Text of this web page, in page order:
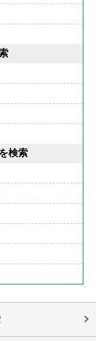
検索